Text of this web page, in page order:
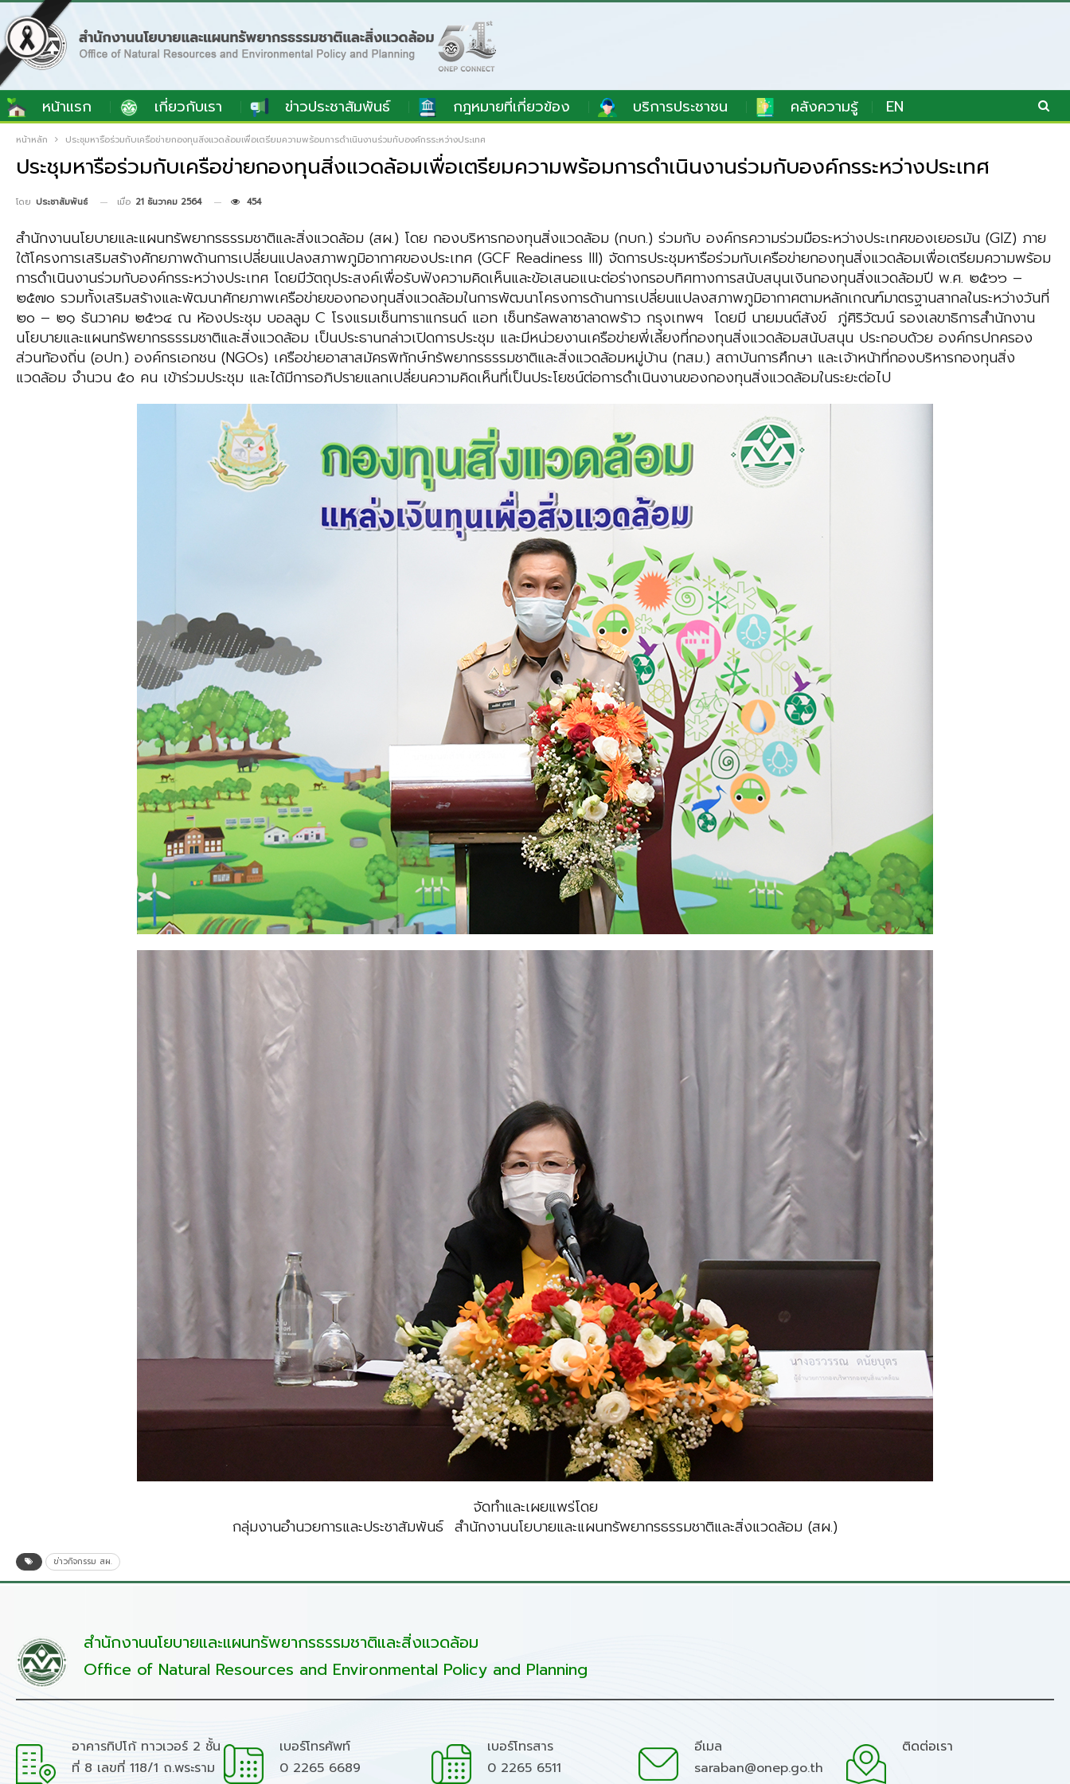
หน้าแรก เกี่ยวกับเรา ข่าวประชาสัมพันธ์ กฎหมายที่เกี่ยวข้อง บริการประชาชน คลังความรู้ EN
หน้าหลัก ประชุมหารือร่วมกับเครือข่ายกองทุนสิ่งแวดล้อมเพื่อเตรียมความพร้อมการดำเนินงานร่วมกับองค์กรระหว่างประเทศ
ประชุมหารือร่วมกับเครือข่ายกองทุนสิ่งแวดล้อมเพื่อเตรียมความพร้อมการดำเนินงานร่วมกับองค์กรระหว่างประเทศ
โดย ประชาสัมพันธ์ เมื่อ 21 ธันวาคม 2564 454
สำนักงานนโยบายและแผนทรัพยากรธรรมชาติและสิ่งแวดล้อม (สผ.) โดย กองบริหารกองทุนสิ่งแวดล้อม (กบก.) ร่วมกับ องค์กรความร่วมมือระหว่างประเทศของเยอรมัน (GIZ) ภาย
ใต้โครงการเสริมสร้างศักยภาพด้านการเปลี่ยนแปลงสภาพภูมิอากาศของประเทศ (GCF Readiness III) จัดการประชุมหารือร่วมกับเครือข่ายกองทุนสิ่งแวดล้อมเพื่อเตรียมความพร้อม
การดำเนินงานร่วมกับองค์กรระหว่างประเทศ โดยมีวัตถุประสงค์เพื่อรับฟังความคิดเห็นและข้อเสนอแนะต่อร่างกรอบทิศทางการสนับสนุนเงินกองทุนสิ่งแวดล้อมปี พ.ศ. ๒๕๖๖ –
๒๕๗๐ รวมทั้งเสริมสร้างและพัฒนาศักยภาพเครือข่ายของกองทุนสิ่งแวดล้อมในการพัฒนาโครงการด้านการเปลี่ยนแปลงสภาพภูมิอากาศตามหลักเกณฑ์มาตรฐานสากลในระหว่างวันที่
๒๐ – ๒๑ ธันวาคม ๒๕๖๔ ณ ห้องประชุม บอลลูม C โรงแรมเซ็นทาราแกรนด์ แอท เซ็นทรัลพลาซาลาดพร้าว กรุงเทพฯ โดยมี นายมนต์สังข์ ภู่ศิริวัฒน์ รองเลขาธิการสำนักงาน
นโยบายและแผนทรัพยากรธรรมชาติและสิ่งแวดล้อม เป็นประธานกล่าวเปิดการประชุม และมีหน่วยงานเครือข่ายพี่เลี้ยงที่กองทุนสิ่งแวดล้อมสนับสนุน ประกอบด้วย องค์กรปกครอง
ส่วนท้องถิ่น (อปท.) องค์กรเอกชน (NGOs) เครือข่ายอาสาสมัครพิทักษ์ทรัพยากรธรรมชาติและสิ่งแวดล้อมหมู่บ้าน (ทสม.) สถาบันการศึกษา และเจ้าหน้าที่กองบริหารกองทุนสิ่ง
แวดล้อม จำนวน ๕๐ คน เข้าร่วมประชุม และได้มีการอภิปรายแลกเปลี่ยนความคิดเห็นที่เป็นประโยชน์ต่อการดำเนินงานของกองทุนสิ่งแวดล้อมในระยะต่อไป
จัดทำและเผยแพร่โดย
กลุ่มงานอำนวยการและประชาสัมพันธ์ สำนักงานนโยบายและแผนทรัพยากรธรรมชาติและสิ่งแวดล้อม (สผ.)
ข่าวกิจกรรม สผ.
สำนักงานนโยบายและแผนทรัพยากรธรรมชาติและสิ่งแวดล้อม
Office of Natural Resources and Environmental Policy and Planning
อาคารทิปโก้ ทาวเวอร์ 2 ชั้น
ที่ 8 เลขที่ 118/1 ถ.พระราม
เบอร์โทรศัพท์
0 2265 6689
เบอร์โทรสาร
0 2265 6511
อีเมล
saraban@onep.go.th
ติดต่อเรา